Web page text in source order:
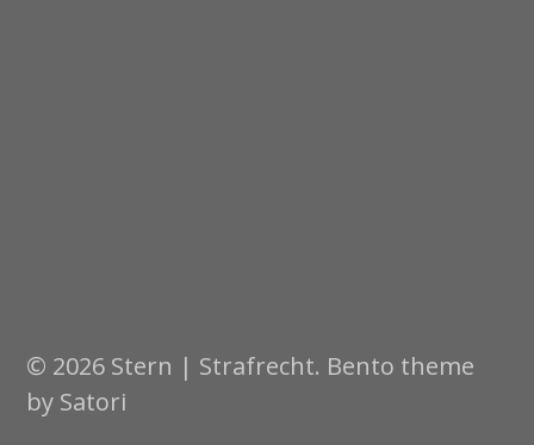
© 2026 Stern | Strafrecht. Bento theme
by Satori